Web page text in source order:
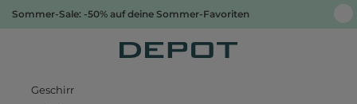
Sommer-Sale: -50% auf deine Sommer-Favoriten
Geschirr